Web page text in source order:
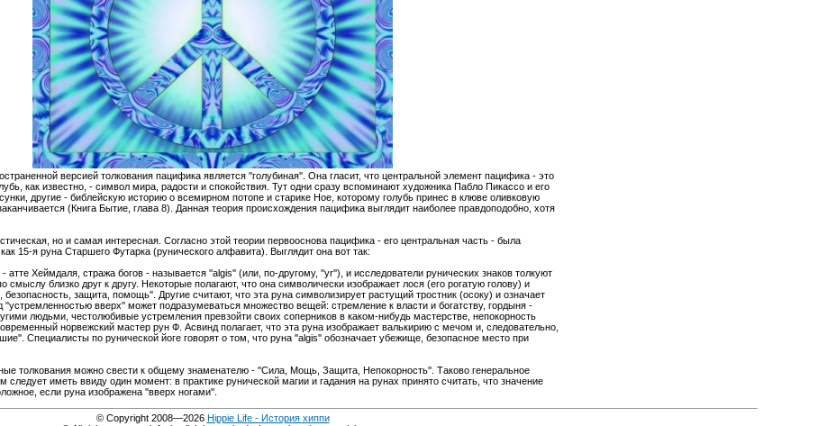
версией толкования пацифика является ''голубиная''. Она гласит, что центральной элемент пацифика - это
как известно, - символ мира, радости и спокойствия. Тут одни сразу вспоминают художника Пабло Пикассо и его
другие - библейскую историю о всемирном потопе и старике Ное, которому голубь принес в клюве оливковую
(Книга Бытие, глава 8). Данная теория происхождения пацифика выглядит наиболее правдоподобно, хотя
но и самая интересная. Согласно этой теории первооснова пацифика - его центральная часть - была
15-я руна Старшего Футарка (рунического алфавита). Выглядит она вот так:
атте Хеймдаля, стража богов - называется ''algis'' (или, по-другому, ''yr''), и исследователи рунических знаков толкуют
смыслу близко друг к другу. Некоторые полагают, что она символически изображает лося (его рогатую голову) и
безопасность, защита, помощь''. Другие считают, что эта руна символизирует растущий тростник (осоку) и означает
вверх'' может подразумеваться множество вещей: стремление к власти и богатству, гордыня -
людьми, честолюбивые устремления превзойти своих соперников в каком-нибудь мастерстве, непокорность
норвежский мастер рун Ф. Асвинд полагает, что эта руна изображает валькирию с мечом и, следовательно,
Специалисты по рунической йоге говорят о том, что руна ''algis'' обозначает убежище, безопасное место при
толкования можно свести к общему знаменателю - ''Сила, Мощь, Защита, Непокорность''. Таково генеральное
следует иметь ввиду один момент: в практике рунической магии и гадания на рунах принято считать, что значение
если руна изображена ''вверх ногами''.
© Copyright 2008—2026 Hippie Life - История хиппи